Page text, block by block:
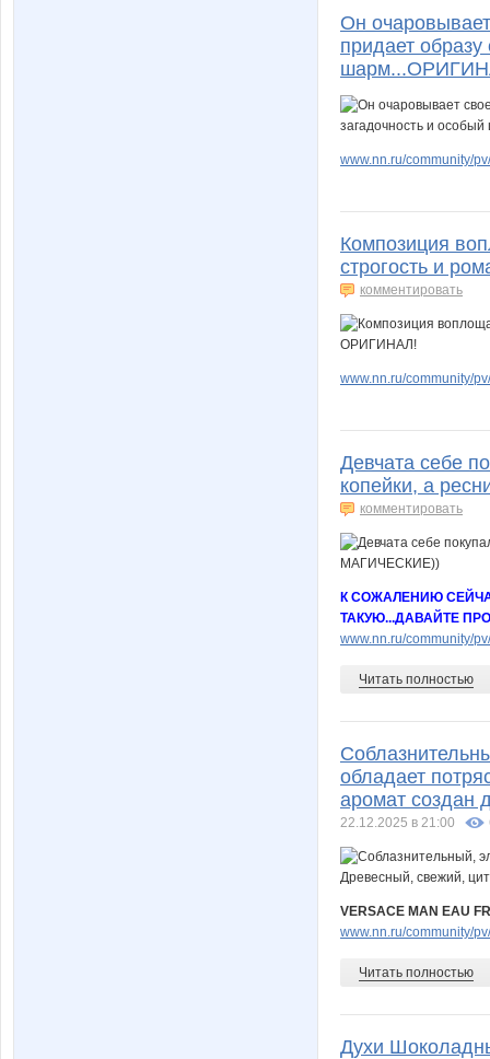
Он
придает образу
www.nn.ru/community/
Композиция
строгость и
комментировать
www.nn.ru/community/
Девчата себе
копейки, а
комментировать
К СОЖАЛЕНИЮ
ТАКУЮ...ДАВАЙТЕ
www.nn.ru/community/
Читать полностью
обладает
аромат создан
22.12.2025 в 21:00
VERSACE MAN EAU
www.nn.ru/community/
Читать полностью
Духи